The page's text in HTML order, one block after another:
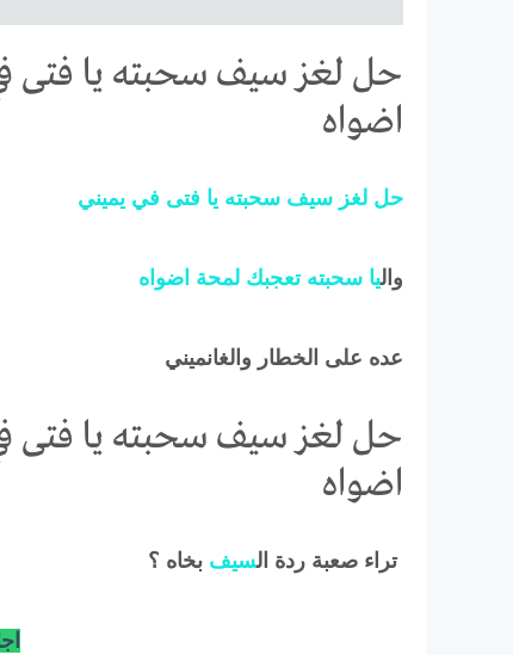
حل لغز سيف سحبته يا فتى
اضواه
حل لغز سيف سحبته يا فتى في يميني
واليا سحبته تعجبك لمحة اضواه
عده على الخطار والغانميني
حل لغز سيف سحبته يا فتى
اضواه
تراء صعبة ردة السيف بخاه ؟